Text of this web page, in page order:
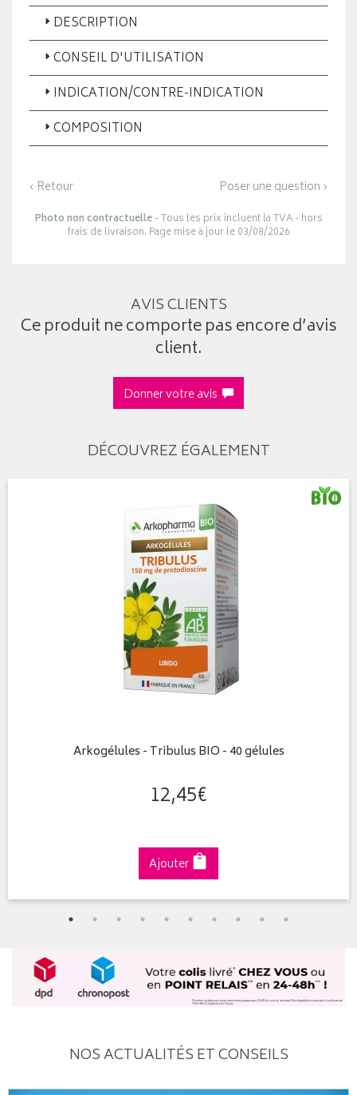
DESCRIPTION
CONSEIL D'UTILISATION
INDICATION/CONTRE-INDICATION
COMPOSITION
‹ Retour Poser une question ›
Photo non contractuelle- Tous les prix incluent la TVA - hors
frais de livraison. Page mise à jour le 03/08/2026
AVIS CLIENTS
Ce produit ne comporte pas encore d’avis
client.
Donner votre avis
DÉCOUVREZ ÉGALEMENT
Arkogélules - Tribulus BIO - 40 gélules
12,45€
Ajouter
NOS ACTUALITÉS ET CONSEILS